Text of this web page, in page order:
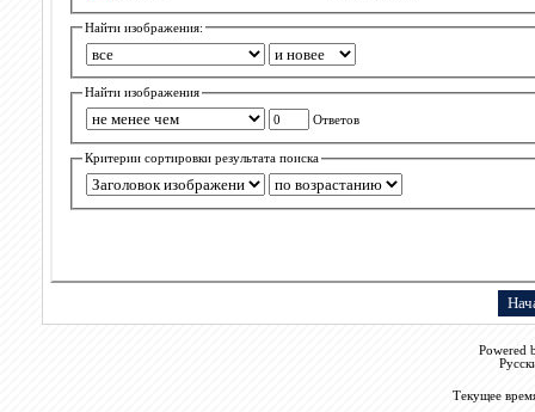
Найти изображения:
Найти изображения
Ответов
Критерии сортировки результата поиска
Powered
Текущее